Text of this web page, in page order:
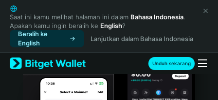
English
日本語
Tiếng Việt
Русский
Español (Latinoamérica)
Türkçe
Italiano
Saat ini kamu melihat halaman ini dalam Bahasa Indonesia.
Apakah kamu ingin beralih ke English?
Beralih ke
English
Lanjutkan dalam Bahasa Indonesia
Unduh sekarang